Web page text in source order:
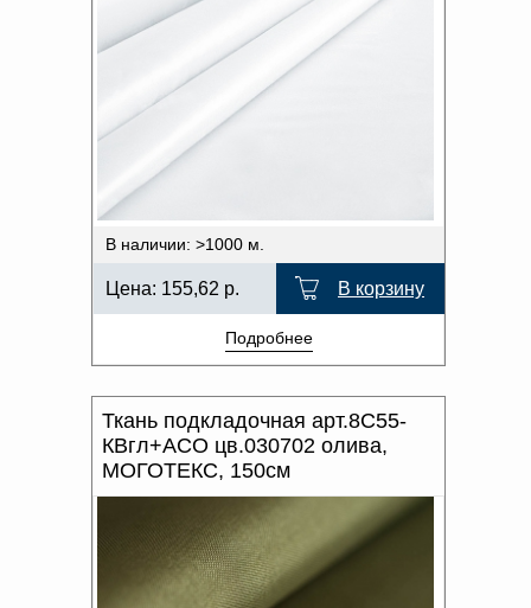
получение груза
Документы по работе с
персональными данными
Письмо руководителю
Вопросы и ответы
ПРИМЕНЕНИЕ
ПРОИЗВОДИТЕЛЬ
ХАРАКТЕР РИСУНКА
ОТТЕНОК ЦВЕТА
В наличии: >1000 м.
Цена: 155,62 р. В корзину
Подробнее
Ткань подкладочная арт.8С55-
КВгл+АСО цв.030702 олива,
МОГОТЕКС, 150см